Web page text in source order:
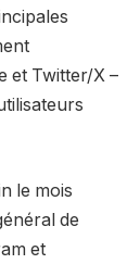
et Twitter/X –
le mois
de
et